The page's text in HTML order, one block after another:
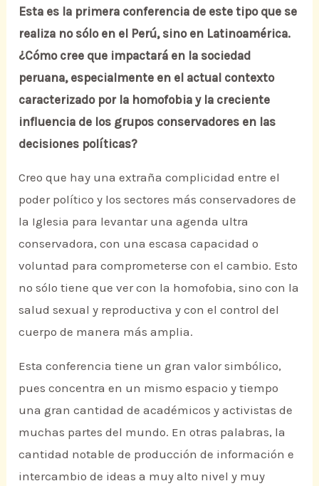
Esta es la primera conferencia de este tipo que se
realiza no sólo en el Perú, sino en Latinoamérica.
¿Cómo cree que impactará en la sociedad
peruana, especialmente en el actual contexto
caracterizado por la homofobia y la creciente
influencia de los grupos conservadores en las
decisiones políticas?
Creo que hay una extraña complicidad entre el
poder político y los sectores más conservadores de
la Iglesia para levantar una agenda ultra
conservadora, con una escasa capacidad o
voluntad para comprometerse con el cambio. Esto
no sólo tiene que ver con la homofobia, sino con la
salud sexual y reproductiva y con el control del
cuerpo de manera más amplia.
Esta conferencia tiene un gran valor simbólico,
pues concentra en un mismo espacio y tiempo
una gran cantidad de académicos y activistas de
muchas partes del mundo. En otras palabras, la
cantidad notable de producción de información e
intercambio de ideas a muy alto nivel y muy